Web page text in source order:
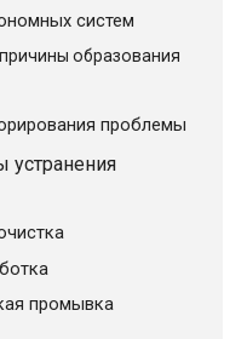
систем
образования
проблемы
промывка